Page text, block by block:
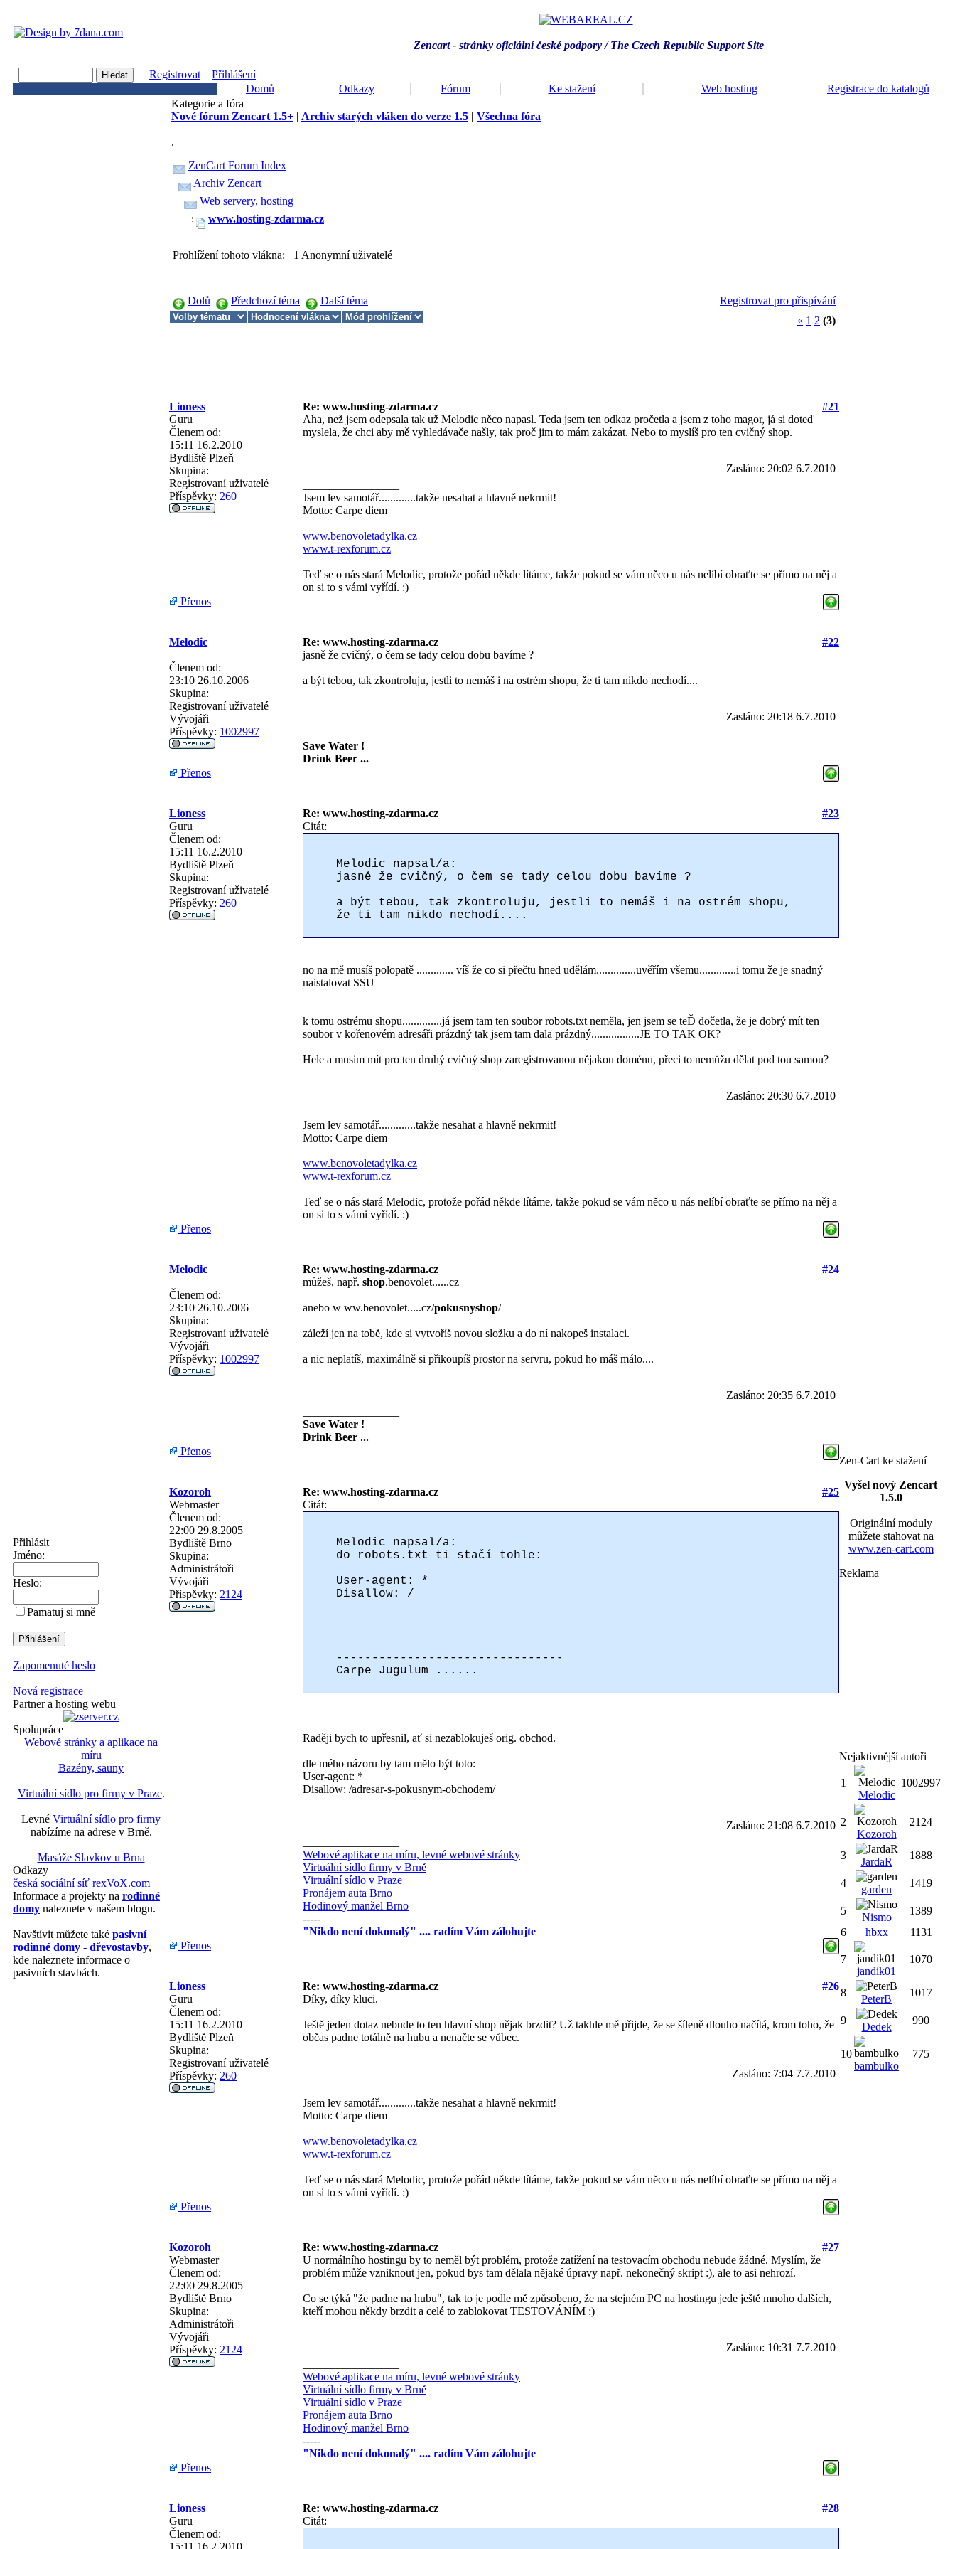
Zencart - stránky oficiální české podpory / The Czech Republic Support Site
Registrovat
Přihlášení
Domů
Odkazy Fórum Ke stažení Web hosting Registrace do katalogů
Přihlásit
Jméno:
Heslo:
Pamatuj si mně
Zapomenuté heslo
Nová registrace
Partner a hosting webu
Spolupráce
Webové stránky a aplikace na
míru
Bazény, sauny
Virtuální sídlo pro firmy v Praze.
Levné Virtuální sídlo pro firmy
nabízíme na adrese v Brně.
Masáže Slavkov u Brna
Odkazy
česká sociální síť rexVoX.com
Informace a projekty na rodinné
domy naleznete v našem blogu.
Navštívit můžete také pasivní
rodinné domy - dřevostavby,
kde naleznete informace o
pasivních stavbách.
Kategorie a fóra
Nové fórum Zencart 1.5+ | Archiv starých vláken do verze 1.5 | Všechna fóra
.
ZenCart Forum Index
Archiv Zencart
Web servery, hosting
www.hosting-zdarma.cz
Prohlížení tohoto vlákna: 1 Anonymní uživatelé
Dolů Předchozí téma Další téma
Registrovat pro přispívání
« 1 2 (3)
Lioness Re: www.hosting-zdarma.cz
#21
Guru
Členem od:
15:11 16.2.2010
Bydliště Plzeň
Skupina:
Registrovaní uživatelé
Příspěvky: 260
Aha, než jsem odepsala tak už Melodic něco napasl. Teda jsem ten odkaz pročetla a jsem z toho magor, já si doteď
myslela, že chci aby mě vyhledávače našly, tak proč jim to mám zakázat. Nebo to myslíš pro ten cvičný shop.
Zasláno: 20:02 6.7.2010
Jsem lev samotář.............takže nesahat a hlavně nekrmit!
Motto: Carpe diem
www.benovoletadylka.cz
www.t-rexforum.cz
Teď se o nás stará Melodic, protože pořád někde lítáme, takže pokud se vám něco u nás nelíbí obraťte se přímo na něj a
on si to s vámi vyřídí. :)
Přenos
Melodic Re: www.hosting-zdarma.cz #22
Členem od:
23:10 26.10.2006
Skupina:
Registrovaní uživatelé
Vývojáři
Příspěvky: 1002997
jasně že cvičný, o čem se tady celou dobu bavíme ?
a být tebou, tak zkontroluju, jestli to nemáš i na ostrém shopu, že ti tam nikdo nechodí....
Zasláno: 20:18 6.7.2010
Save Water !
Drink Beer ...
Přenos
Lioness Re: www.hosting-zdarma.cz
#23
Guru
Členem od:
15:11 16.2.2010
Bydliště Plzeň
Skupina:
Registrovaní uživatelé
Příspěvky: 260
Citát:
Melodic napsal/a:
jasně že cvičný, o čem se tady celou dobu bavíme ?
a být tebou, tak zkontroluju, jestli to nemáš i na ostrém shopu,
že ti tam nikdo nechodí....
no na mě musíš polopatě ............. víš že co si přečtu hned udělám..............uvěřím všemu.............i tomu že je snadný
naistalovat SSU
k tomu ostrému shopu..............já jsem tam ten soubor robots.txt neměla, jen jsem se teĎ dočetla, že je dobrý mít ten
soubor v kořenovém adresáři prázdný tak jsem tam dala prázdný.................JE TO TAK OK?
Hele a musim mít pro ten druhý cvičný shop zaregistrovanou nějakou doménu, přeci to nemůžu dělat pod tou samou?
Zasláno: 20:30 6.7.2010
Jsem lev samotář.............takže nesahat a hlavně nekrmit!
Motto: Carpe diem
www.benovoletadylka.cz
www.t-rexforum.cz
Teď se o nás stará Melodic, protože pořád někde lítáme, takže pokud se vám něco u nás nelíbí obraťte se přímo na něj a
on si to s vámi vyřídí. :)
Přenos
Melodic Re: www.hosting-zdarma.cz #24
Členem od:
23:10 26.10.2006
Skupina:
Registrovaní uživatelé
Vývojáři
Příspěvky: 1002997
můžeš, např. shop.benovolet......cz
anebo w ww.benovolet.....cz/pokusnyshop/
záleží jen na tobě, kde si vytvoříš novou složku a do ní nakopeš instalaci.
a nic neplatíš, maximálně si přikoupíš prostor na servru, pokud ho máš málo....
Zasláno: 20:35 6.7.2010
Save Water !
Drink Beer ...
Přenos
Kozoroh Re: www.hosting-zdarma.cz
#25
Webmaster
Členem od:
22:00 29.8.2005
Bydliště Brno
Skupina:
Administrátoři
Vývojáři
Příspěvky: 2124
Citát:
Melodic napsal/a:
do robots.txt ti stačí tohle:
User-agent: *
Disallow: /
--------------------------------
Carpe Jugulum ......
Raději bych to upřesnil, ať si nezablokuješ orig. obchod.
dle mého názoru by tam mělo být toto:
User-agent: *
Disallow: /adresar-s-pokusnym-obchodem/
Zasláno: 21:08 6.7.2010
Webové aplikace na míru, levné webové stránky
Virtuální sídlo firmy v Brně
Virtuální sídlo v Praze
Pronájem auta Brno
Hodinový manžel Brno
-----
"Nikdo není dokonalý" .... radím Vám zálohujte
Přenos
Lioness Re: www.hosting-zdarma.cz
#26
Guru
Členem od:
15:11 16.2.2010
Bydliště Plzeň
Skupina:
Registrovaní uživatelé
Příspěvky: 260
Díky, díky kluci.
Ještě jeden dotaz nebude to ten hlavní shop nějak brzdit? Už takhle mě přijde, že se šíleně dlouho načítá, krom toho, že
občas padne totálně na hubu a nenačte se vůbec.
Zasláno: 7:04 7.7.2010
Jsem lev samotář.............takže nesahat a hlavně nekrmit!
Motto: Carpe diem
www.benovoletadylka.cz
www.t-rexforum.cz
Teď se o nás stará Melodic, protože pořád někde lítáme, takže pokud se vám něco u nás nelíbí obraťte se přímo na něj a
on si to s vámi vyřídí. :)
Přenos
Kozoroh Re: www.hosting-zdarma.cz
#27
Webmaster
Členem od:
22:00 29.8.2005
Bydliště Brno
Skupina:
Administrátoři
Vývojáři
Příspěvky: 2124
U normálního hostingu by to neměl být problém, protože zatížení na testovacím obchodu nebude žádné. Myslím, že
problém může vzniknout jen, pokud bys tam dělala nějaké úpravy např. nekonečný skript :), ale to asi nehrozí.
Co se týká "že padne na hubu", tak to je podle mě způsobeno, že na stejném PC na hostingu jede ještě mnoho dalších,
kteří mohou někdy brzdit a celé to zablokovat TESTOVÁNÍM :)
Zasláno: 10:31 7.7.2010
Webové aplikace na míru, levné webové stránky
Virtuální sídlo firmy v Brně
Virtuální sídlo v Praze
Pronájem auta Brno
Hodinový manžel Brno
-----
"Nikdo není dokonalý" .... radím Vám zálohujte
Přenos
Lioness Re: www.hosting-zdarma.cz
#28
Guru
Členem od:
15:11 16.2.2010
Citát:
Zen-Cart ke stažení
Vyšel nový Zencart
1.5.0
Originální moduly
můžete stahovat na
www.zen-cart.com
Reklama
Nejaktivnější autoři
1
Melodic
1002997
2
Kozoroh
2124
3
JardaR
1888
4
garden
1419
5
Nismo
1389
6
hbxx 1131
7
jandik01
1070
8
PeterB
1017
9
Dedek
990
10
bambulko
775